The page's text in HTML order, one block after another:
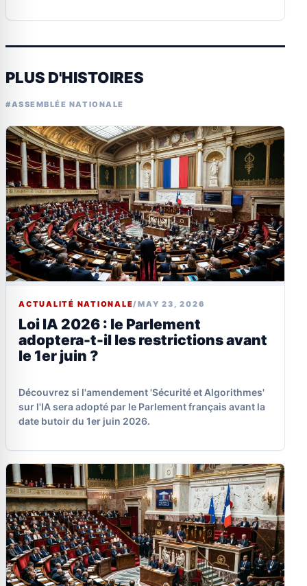
PLUS D'HISTOIRES
#ASSEMBLÉE NATIONALE
ACTUALITÉ NATIONALE/MAY 23, 2026
Loi IA 2026 : le Parlement
adoptera-t-il les restrictions avant
le 1er juin ?
Découvrez si l'amendement 'Sécurité et Algorithmes'
sur l'IA sera adopté par le Parlement français avant la
date butoir du 1er juin 2026.